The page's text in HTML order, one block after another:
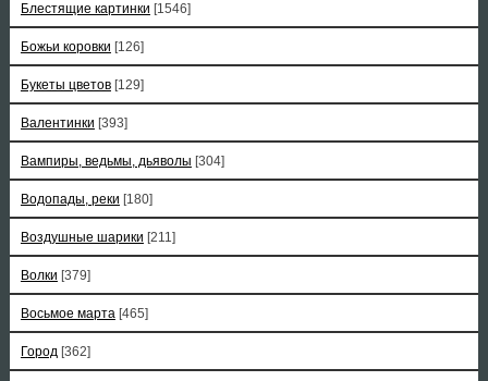
Блестящие картинки [1546]
Божьи коровки [126]
Букеты цветов [129]
Валентинки [393]
Вампиры, ведьмы, дьяволы [304]
Водопады, реки [180]
Воздушные шарики [211]
Волки [379]
Восьмое марта [465]
Город [362]